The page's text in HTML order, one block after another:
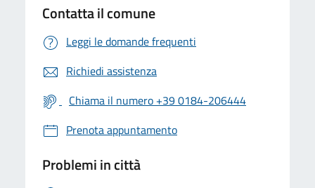
Contatta il comune
Leggi le domande frequenti
Richiedi assistenza
Chiama il numero +39 0184-206444
Prenota appuntamento
Problemi in città